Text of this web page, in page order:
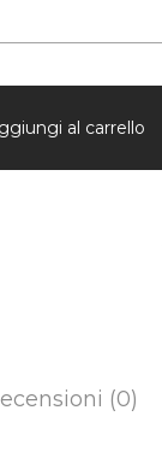
al carrello
(0)